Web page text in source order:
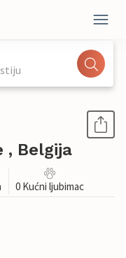
, Belgija
0 Kućni ljubimac